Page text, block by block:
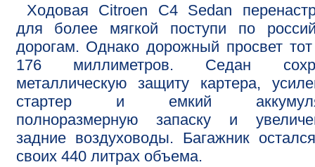
Ходовая Citroen С4 Sedan
для более мягкой поступи по
дорогам. Однако дорожный просвет
176 миллиметров. Седан
металлическую защиту картера,
стартер и емкий
полноразмерную запаску и
задние воздуховоды. Багажник
своих 440 литрах объема.